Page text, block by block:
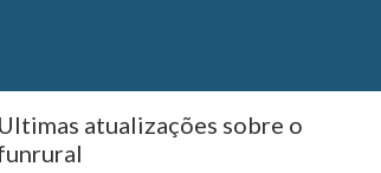
Ultimas atualizações sobre o